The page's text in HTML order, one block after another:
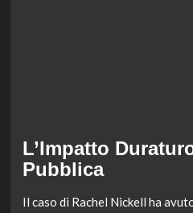
L’Impatto
Pubblica
Il caso di Rachel Nickell ha